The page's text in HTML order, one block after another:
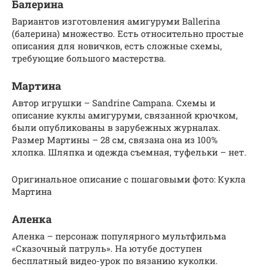
Балерина
Вариантов изготовления амигуруми Ballerina
(балерина) множество. Есть относительно простые
описания для новичков, есть сложные схемы,
требующие большого мастерства.
Мартина
Автор игрушки – Sandrine Campana. Схемы и
описание куклы амигуруми, связанной крючком,
были опубликованы в зарубежных журналах.
Размер Мартины – 28 см, связана она из 100%
хлопка. Шляпка и одежда съемная, туфельки – нет.
Оригинальное описание с пошаговыми фото: Кукла
Мартина
Аленка
Аленка – персонаж популярного мультфильма
«Сказочный патруль». На ютубе доступен
бесплатный видео-урок по вязанию куколки.